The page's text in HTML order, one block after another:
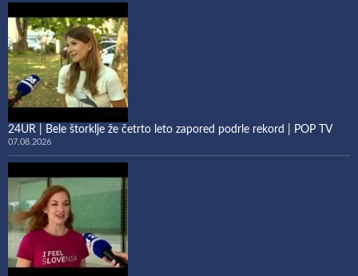
24UR | Bele štorklje že četrto leto zapored podrle rekord | POP TV
07.08.2026